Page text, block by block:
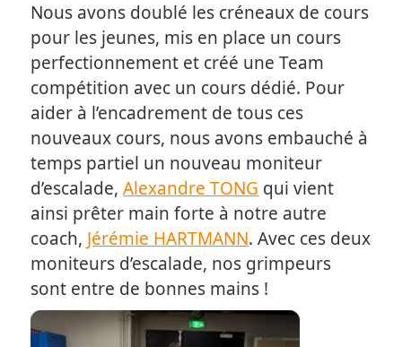
Nous avons doublé les créneaux de cours
pour les jeunes, mis en place un cours
perfectionnement et créé une Team
compétition avec un cours dédié. Pour
aider à l’encadrement de tous ces
nouveaux cours, nous avons embauché à
temps partiel un nouveau moniteur
d’escalade,Alexandre TONG qui vient
ainsi prêter main forte à notre autre
coach, Jérémie HARTMANN. Avec ces deux
moniteurs d’escalade, nos grimpeurs
sont entre de bonnes mains !